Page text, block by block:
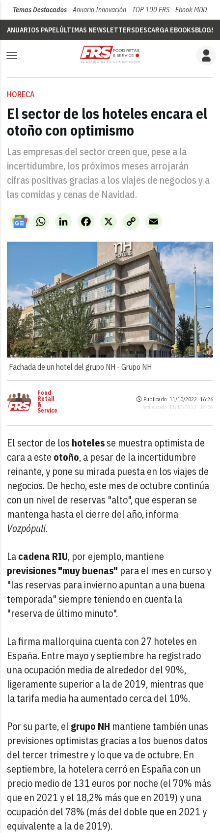
Temas Destacados Anuario Innovación TOP 100 FRS Ebook MDD
ANUARIOS PAPELÚLTIMAS NEWSLETTERSDESCARGA EBOOKSBLOGS
HORECA
El sector de los hoteles encara el
otoño con optimismo
Las empresas del sector creen que, pese a la
incertidumbre, los próximos meses arrojarán
cifras positivas gracias a los viajes de negocios y a
las comidas y cenas de Navidad.
WhatsAppLinkedIn X
Facebook
Copy
Link
Email
Fachada de un hotel del grupo NH -Grupo NH
Food
Retail
&
Service
Publicado: 11/10/2022 ·16:26
Actualizado: 11/10/2022 · 16:26
El sector de los hotelesse muestra optimista de
cara a este otoño, a pesar de la incertidumbre
reinante, y pone su mirada puesta en los viajes de
negocios. De hecho, este mes de octubre continúa
con un nivel de reservas "alto", que esperan se
mantenga hasta el cierre del año, informa
Vozpópuli.
Lacadena RIU, por ejemplo, mantiene
previsiones "muy buenas" para el mes en curso y
"las reservas para invierno apuntan a una buena
temporada" siempre teniendo en cuenta la
"reserva de último minuto".
La firma mallorquina cuenta con 27 hoteles en
España. Entre mayo y septiembre ha registrado
una ocupación media de alrededor del 90%,
ligeramente superior a la de 2019, mientras que
la tarifa media ha aumentado cerca del 10%.
Por su parte, el grupo NH mantiene también unas
previsiones optimistas gracias a los buenos datos
del tercer trimestre y lo que va de octubre. En
septiembre, la hotelera cerró en España con un
precio medio de 131 euros por noche (el 70% más
que en 2021 y el 18,2% más que en 2019) y una
ocupación del 78% (más del doble que en 2021 y
equivalente a la de 2019).